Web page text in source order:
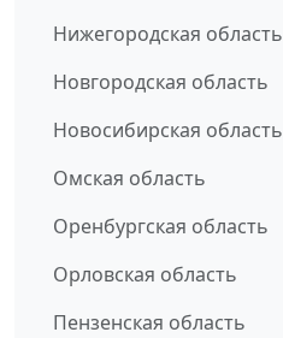
Нижегородская область
Новгородская область
Новосибирская область
Омская область
Оренбургская область
Орловская область
Пензенская область